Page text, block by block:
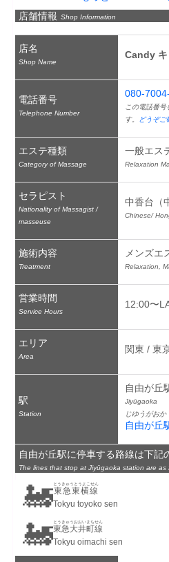
店舗情報 Shop Information
店名
Shop Name
Candy キ
電話番号
Telephone Number
080-
この電話番
す。
どうぞご
エステ種類
Category of Massage
一般エス
Relaxation
セラピスト
Nationality of Massagist /
masseuse
中香台（
Chinese/
施術内容
Treatment
メンズエ
Relaxation,
営業時間
Service Hours
12:00〜
エリア
Area
関東 / 東
駅
Station
自由が丘
Jiyūgaoka
じゆうがおか
自由が丘
自由が丘駅に停車する路線は下記
The lines that stop at Jiyūgaoka station are as
🚂東急東横線
とうきゅうとうよこせん
Tokyu toyoko sen
🚂東急大井町線
とうきゅうおおいまちせん
Tokyu oimachi sen